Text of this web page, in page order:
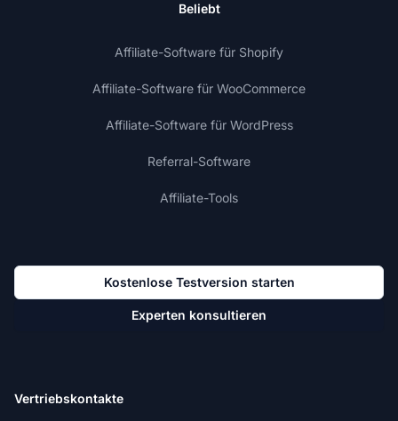
Beliebt
Affiliate-Software für Shopify
Affiliate-Software für WooCommerce
Affiliate-Software für WordPress
Referral-Software
Affiliate-Tools
Kostenlose Testversion starten
Experten konsultieren
Vertriebskontakte